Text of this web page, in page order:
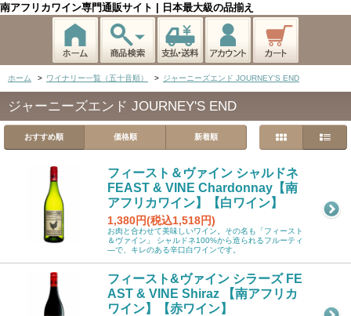
南アフリカワイン専門通販サイト | 日本最大級の品揃え
ホーム > ワイナリー一覧（五十音順） > ジャーニーズエンド JOURNEY'S END
ジャーニーズエンド JOURNEY'S END
おすすめ順 価格順 新着順
フィースト＆ヴァイン シャルドネ
FEAST & VINE Chardonnay【南
アフリカワイン】【白ワイン】
1,380円(税込1,518円)
お肉と合わせて美味しいワイン。その名も「フィースト
＆ヴァイン」 シャルドネ100%から造られるフルーティ
―で、キレのある辛口白ワインです。
フィースト&ヴァイン シラーズ FE
AST & VINE Shiraz 【南アフリカ
ワイン】【赤ワイン】